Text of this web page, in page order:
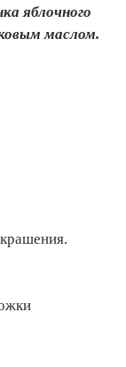
яблочного
маслом.